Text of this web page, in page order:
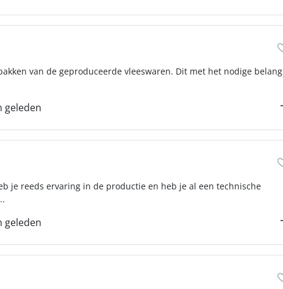
van de geproduceerde vleeswaren. Dit met het nodige belang
geleden
je reeds ervaring in de productie en heb je al een technische
geleden